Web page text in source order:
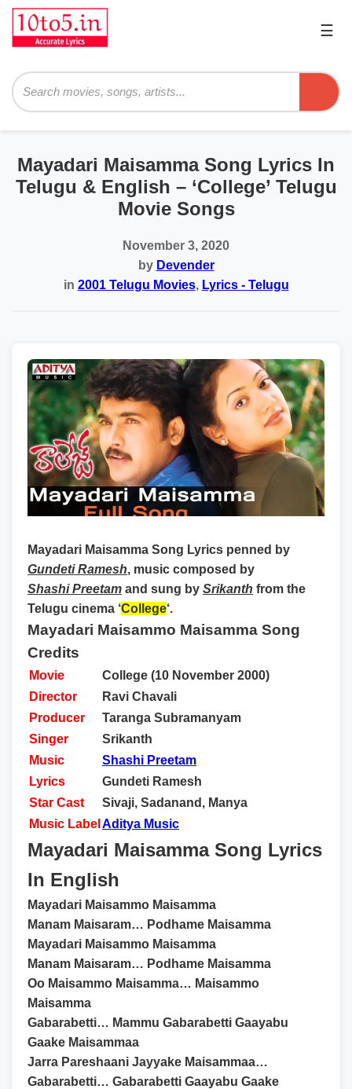
☰
Mayadari Maisamma Song Lyrics In
Telugu & English – ‘College’ Telugu
Movie Songs
November 3, 2020
by Devender
in 2001 Telugu Movies, Lyrics - Telugu
Mayadari Maisamma Song Lyrics penned by
Gundeti Ramesh, music composed by
Shashi Preetam and sung by Srikanth from the
Telugu cinema ‘College‘.
Mayadari Maisammo Maisamma Song
Credits
Movie
College (10 November 2000)
Director
Ravi Chavali
Producer
Taranga Subramanyam
Singer
Srikanth
Music
Shashi Preetam
Lyrics
Gundeti Ramesh
Star Cast
Sivaji, Sadanand, Manya
Music Label Aditya Music
Mayadari Maisamma Song Lyrics
In English
Mayadari Maisammo Maisamma
Manam Maisaram… Podhame Maisamma
Mayadari Maisammo Maisamma
Manam Maisaram… Podhame Maisamma
Oo Maisammo Maisamma… Maisammo
Maisamma
Gabarabetti… Mammu Gabarabetti Gaayabu
Gaake Maisammaa
Jarra Pareshaani Jayyake Maisammaa…
Gabarabetti… Gabarabetti Gaayabu Gaake